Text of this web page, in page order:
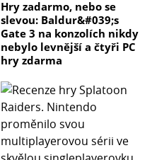
Hry zadarmo, nebo se
slevou: Baldur&#039;s
Gate 3 na konzolích nikdy
nebylo levnější a čtyři PC
hry zdarma